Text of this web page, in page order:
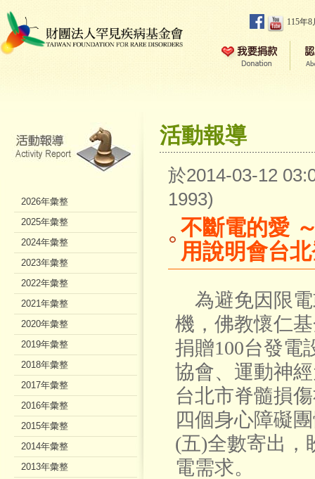
115年
活動報導
於2014-03-12
1993)
不斷電的愛
用說明會台
為避免因限電
機，佛教懷仁
捐贈100台發電
協會、運動神
台北市脊髓損
四個身心障礙
(五)全數寄出，
電需求。
2026年彙整
2025年彙整
2024年彙整
2023年彙整
2022年彙整
2021年彙整
2020年彙整
2019年彙整
2018年彙整
2017年彙整
2016年彙整
2015年彙整
2014年彙整
2013年彙整